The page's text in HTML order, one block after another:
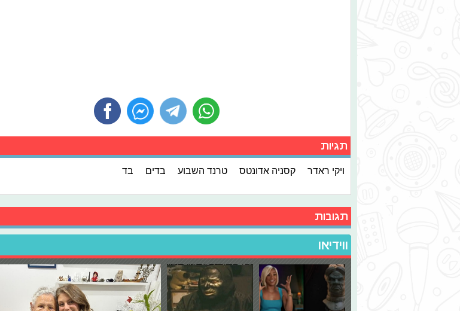
תגיות
ויקי ראדר קסניה אדונטס טרנד השבוע בדים בד
תגובות
ווידיאו